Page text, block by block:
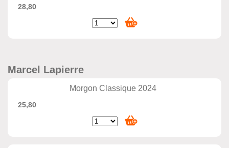
28,80
Marcel Lapierre
Morgon Classique 2024
25,80